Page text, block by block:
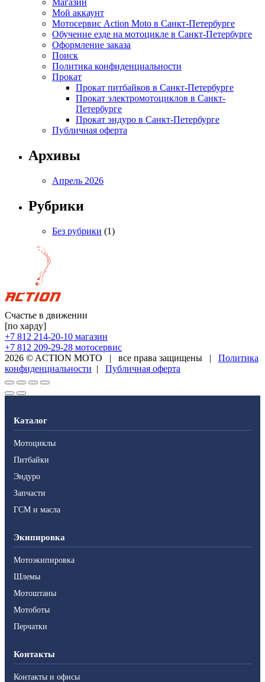
Магазин
Мой аккаунт
Мотосервис Action Moto в Санкт-Петербурге
Обучение езде на мотоцикле в Санкт-Петербурге
Оформление заказа
Поиск
Политика конфиденциальности
Прокат
Прокат питбайков в Санкт-Петербурге
Прокат электромотоциклов в Санкт-
Петербурге
Прокат эндуро в Санкт-Петербурге
Публичная оферта
Архивы
Апрель 2026
Рубрики
Без рубрики (1)
Счастье в движении
[по харду]
+7 812 214-20-10 магазин
+7 812 209-29-28 мотосервис
2026 © ACTION MOTO | все права защищены |
Политика
конфиденциальности | Публичная оферта
Каталог
Мотоциклы
Питбайки
Эндуро
Запчасти
ГСМ и масла
Экипировка
Мотоэкипировка
Шлемы
Мотоштаны
Мотоботы
Перчатки
Контакты
Контакты и офисы